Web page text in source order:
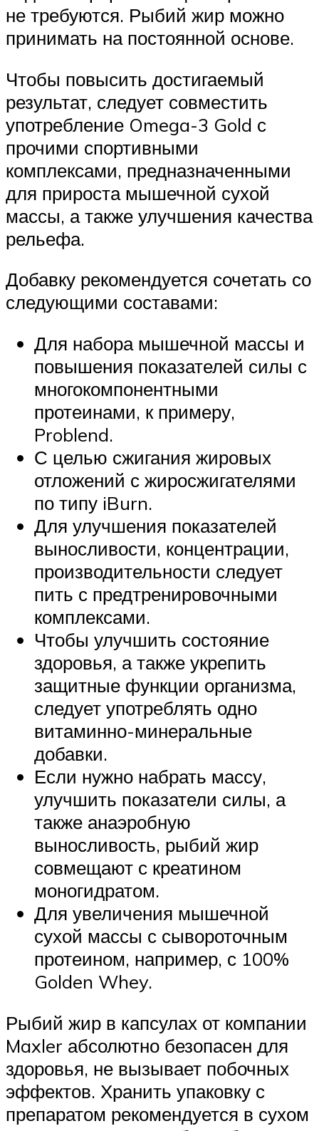
не требуются. Рыбий жир можно
принимать на постоянной основе.
Чтобы повысить достигаемый
результат, следует совместить
употребление Omega-3 Gold с
прочими спортивными
комплексами, предназначенными
для прироста мышечной сухой
массы, а также улучшения качества
рельефа.
Добавку рекомендуется сочетать со
следующими составами:
Для набора мышечной массы и
повышения показателей силы с
многокомпонентными
протеинами, к примеру,
Problend.
С целью сжигания жировых
отложений с жиросжигателями
по типу iBurn.
Для улучшения показателей
выносливости, концентрации,
производительности следует
пить с предтренировочными
комплексами.
Чтобы улучшить состояние
здоровья, а также укрепить
защитные функции организма,
следует употреблять одно
витаминно-минеральные
добавки.
Если нужно набрать массу,
улучшить показатели силы, а
также анаэробную
выносливость, рыбий жир
совмещают с креатином
моногидратом.
Для увеличения мышечной
сухой массы с сывороточным
протеином, например, с 100%
Golden Whey.
Рыбий жир в капсулах от компании
Maxler абсолютно безопасен для
здоровья, не вызывает побочных
эффектов. Хранить упаковку с
препаратом рекомендуется в сухом